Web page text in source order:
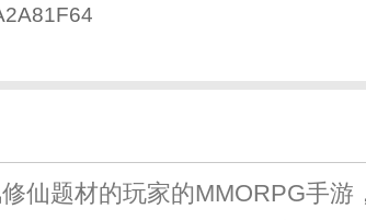
仙题材的玩家的MMORPG手